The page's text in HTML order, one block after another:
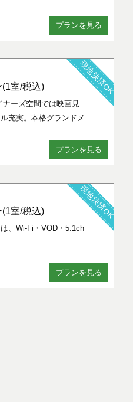
プランを見る
(1室/税込)
ーズ空間では映画見
充実。本格グランドメ
プランを見る
現地決済OK
(1室/税込)
、Wi-Fi・VOD・5.1ch
プランを見る
現地決済OK